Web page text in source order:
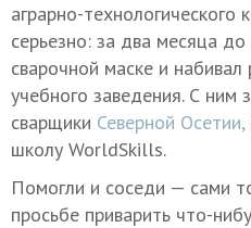
аграрно-
серьезно: за два месяца
сварочной маске и набивал
учебного заведения. С ним
сварщики Северной Осетии,
школу WorldSkills.
Помогли и соседи — сами
просьбе приварить что-